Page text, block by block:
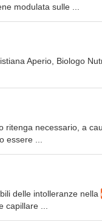
modulata sulle ...
Aperio, Biologo
ritenga necessario, a
essere ...
delle intolleranze nella
capillare ...